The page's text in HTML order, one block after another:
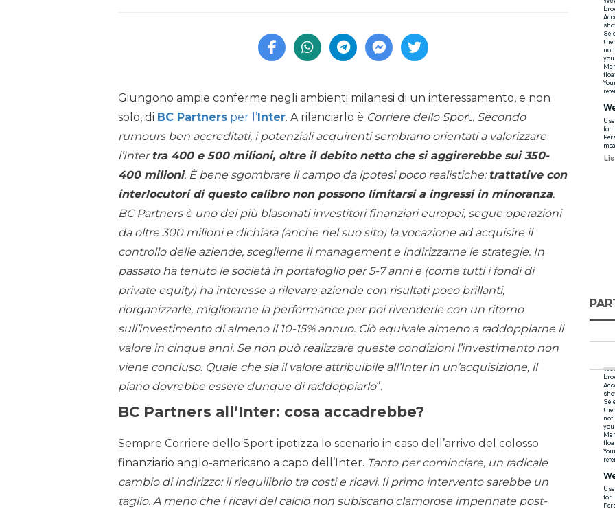
Giungono ampie conferme negli ambienti milanesi di un interessamento, e non
solo, di BC Partners per l’ Inter. A rilanciarlo è Corriere dello Sport. Secondo
rumours ben accreditati, i potenziali acquirenti sembrano orientati a valorizzare
l’Inter tra 400 e 500 milioni, oltre il debito netto che si aggirerebbe sui 350-
400 milioni. È bene sgombrare il campo da ipotesi poco realistiche: trattative con
interlocutori di questo calibro non possono limitarsi a ingressi in minoranza.
BC Partners è uno dei più blasonati investitori finanziari europei, segue operazioni
da oltre 300 milioni e dichiara (anche nel suo sito) la vocazione ad acquisire il
controllo delle aziende, sceglierne il management e indirizzarne le strategie. In
passato ha tenuto le società in portafoglio per 5-7 anni e (come tutti i fondi di
private equity) ha interesse a rilevare aziende con risultati poco brillanti,
riorganizzarle, migliorarne la performance per poi rivenderle con un ritorno
sull’investimento di almeno il 10-15% annuo. Ciò equivale almeno a raddoppiarne il
valore in cinque anni. Se non può realizzare queste condizioni l’investimento non
viene concluso. Quale che sia il valore attribuibile all’Inter in un’acquisizione, il
piano dovrebbe essere dunque di raddoppiarlo“.
BC Partners all’Inter: cosa accadrebbe?
Sempre Corriere dello Sport ipotizza lo scenario in caso dell’arrivo del colosso
finanziario anglo-americano a capo dell’Inter. Tanto per cominciare, un radicale
cambio di indirizzo: il riequilibrio tra costi e ricavi. Il primo intervento sarebbe un
taglio. A meno che i ricavi del calcio non subiscano clamorose impennate post-